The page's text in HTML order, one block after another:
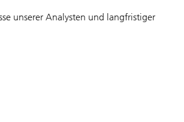
unserer Analysten und langfristiger